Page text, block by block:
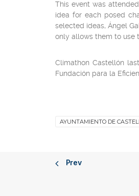
This event was
idea for each posed
selected ideas, Ángel
only allows them to use
Climathon Castellón
Fundación para la
AYUNTAMIENTO DE
Prev